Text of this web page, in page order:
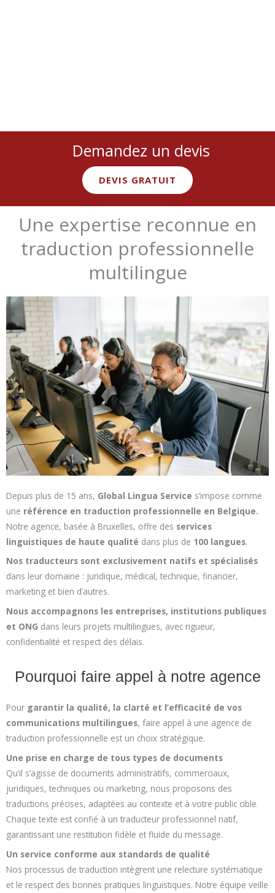
Demandez un devis
DEVIS GRATUIT
Une expertise reconnue en
traduction professionnelle
multilingue
Depuis plus de 15 ans, Global Lingua Service s’impose comme
une référence en traduction professionnelle en Belgique.
Notre agence, basée à Bruxelles, offre des services
linguistiques de haute qualité dans plus de 100 langues.
Nos traducteurs sont exclusivement natifs et spécialisés
dans leur domaine : juridique, médical, technique, financier,
marketing et bien d’autres.
Nous accompagnons les entreprises, institutions publiques
et ONG dans leurs projets multilingues, avec rigueur,
confidentialité et respect des délais.
Pourquoi faire appel à notre agence
Pour garantir la qualité, la clarté et l’efficacité de vos
communications multilingues, faire appel à une agence de
traduction professionnelle est un choix stratégique.
Une prise en charge de tous types de documents
Qu’il s’agisse de documents administratifs, commerciaux,
juridiques, techniques ou marketing, nous proposons des
traductions précises, adaptées au contexte et à votre public cible.
Chaque texte est confié à un traducteur professionnel natif,
garantissant une restitution fidèle et fluide du message.
Un service conforme aux standards de qualité
Nos processus de traduction intègrent une relecture systématique
et le respect des bonnes pratiques linguistiques. Notre équipe veille